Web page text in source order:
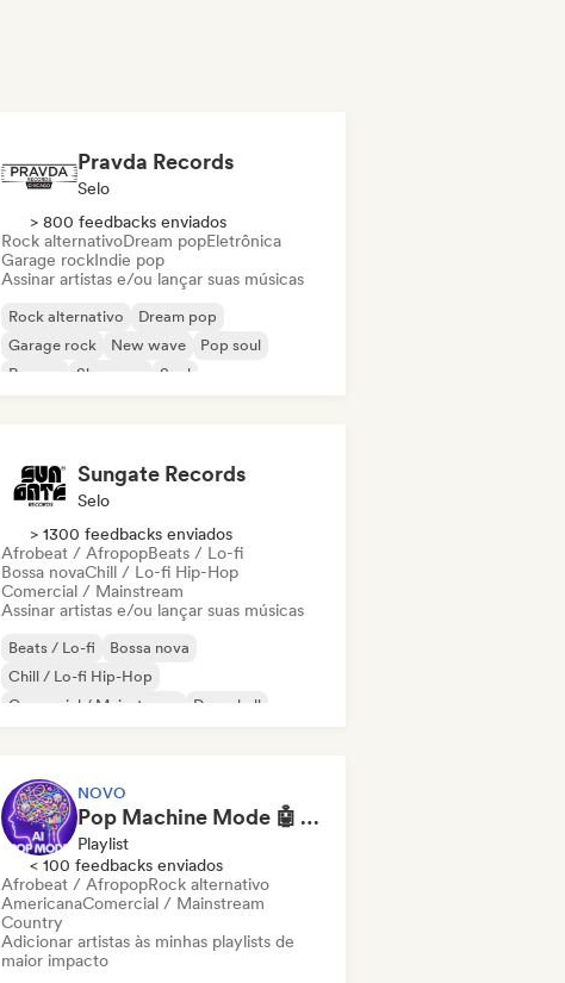
Pravda Records
Selo
> 800 feedbacks enviados
Rock alternativoDream popEletrônica
Garage rockIndie pop
Assinar artistas e/ou lançar suas músicas
Rock alternativo
Dream pop
Garage rock
New wave
Pop soul
Reggae
Shoegaze Soul
Sungate Records
Selo
> 1300 feedbacks enviados
Afrobeat / AfropopBeats / Lo-fi
Bossa novaChill / Lo-fi Hip-Hop
Comercial / Mainstream
Assinar artistas e/ou lançar suas músicas
Beats / Lo-fi
Bossa nova
Chill / Lo-fi Hip-Hop
Comercial / Mainstream
Dancehall
NOVO
Pop Machine Mode 🤖 AI Music, Indie Pop & Dream Pop
Playlist
< 100 feedbacks enviados
Afrobeat / AfropopRock alternativo
AmericanaComercial / Mainstream
Country
Adicionar artistas às minhas playlists de
maior impacto